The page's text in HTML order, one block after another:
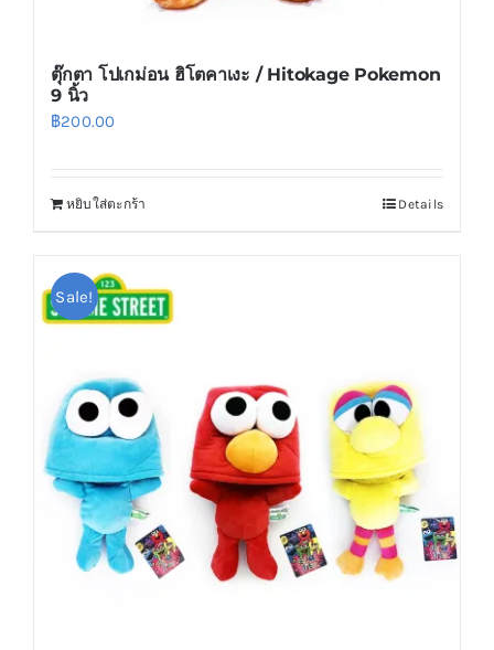
ตุ๊กตา โปเกม่อน ฮิโตคาเงะ / Hitokage Pokemon
9 นิ้ว
฿200.00
หยิบใส่ตะกร้า Details
Sale!